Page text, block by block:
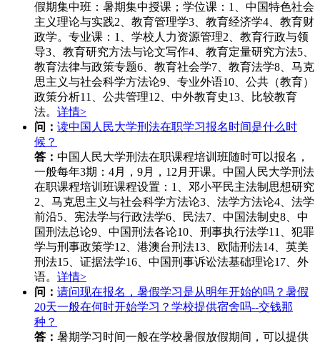
假期集中班：暑期集中授课；学位课：1、中国特色社会
主义理论与实践2、教育管理学3、教育经济学4、教育财
政学。专业课：1、学校人力资源管理2、教育行政与领
导3、教育研究方法与论文写作4、教育定量研究方法5、
教育法律与政策专题6、教育社会学7、教育法学8、马克
思主义与社会科学方法论9、专业外语10、公共（教育）
政策分析11、公共管理12、中外教育史13、比较教育
法。 详情>
问： 读中国人民大学刑法在职学习报名时间是什么时
候？
答： 中国人民大学刑法在职课程培训班随时可以报名，
一般每年3期：4月，9月，12月开课。中国人民大学刑法
在职课程培训班课程设置：1、邓小平民主法制思想研究
2、马克思主义与社会科学方法论3、法学方法论4、法学
前沿5、宪法学与行政法学6、民法7、中国法制史8、中
国刑法总论9、中国刑法各论10、刑事执行法学11、犯罪
学与刑事政策学12、港澳台刑法13、欧陆刑法14、英美
刑法15、证据法学16、中国刑事诉讼法基础理论17、外
语。 详情>
问： 请问现在报名，暑假学习是从明年开始的吗？暑假
20天一般在何时开始学习？学校提供宿舍吗--交钱那
种？
答： 暑期学习时间一般在学校暑假放假期间，可以提供